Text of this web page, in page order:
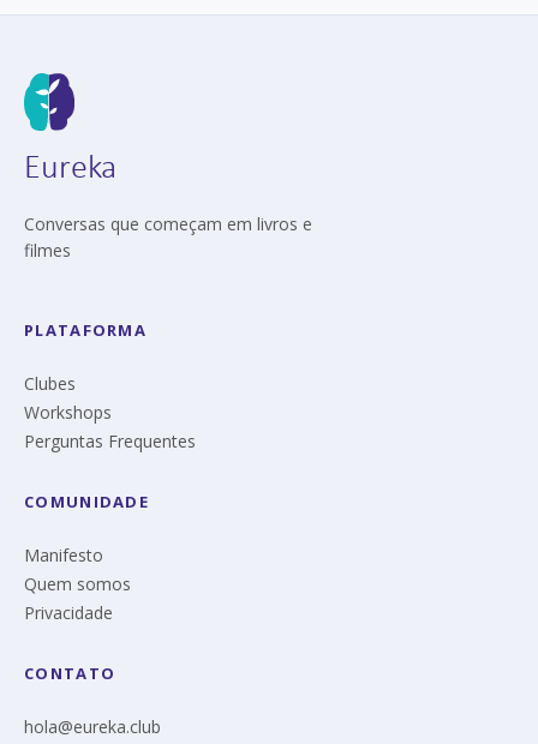
Eureka
Conversas que começam em livros e
filmes
PLATAFORMA
Clubes
Workshops
Perguntas Frequentes
COMUNIDADE
Manifesto
Quem somos
Privacidade
CONTATO
hola@eureka.club